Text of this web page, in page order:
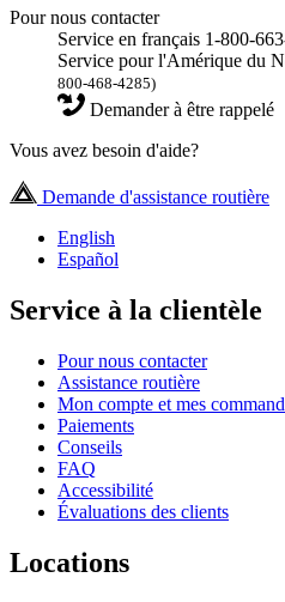
Pour nous contacter
Service en français 1-800-
Service pour l'Amérique du
800-468-4285)
Demander à être rappelé
Vous avez besoin d'aide?
Demande d'assistance routière
English
Español
Service à la clientèle
Pour nous contacter
Assistance routière
Mon compte et mes
Paiements
Conseils
FAQ
Accessibilité
Évaluations des clients
Locations